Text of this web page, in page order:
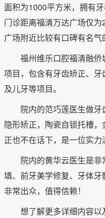
面积为1000平方米，拥有
门诊距离福清万达广场仅
广场附近比较有口碑有名气
福州维乐口腔福清融
项目，包含有牙齿矫正、
及儿牙等项目。
院内的范巧莲医生做
隐形矫正，陶瓷自锁托槽
正也不在话下，是一位实力
院内的黄华云医生是
填、前牙美学修复、牙体
非常出众，值得信赖！
想了解更多详细内容以